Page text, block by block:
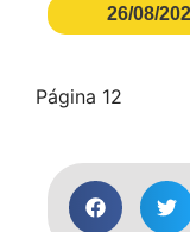
26/08/
Página 12